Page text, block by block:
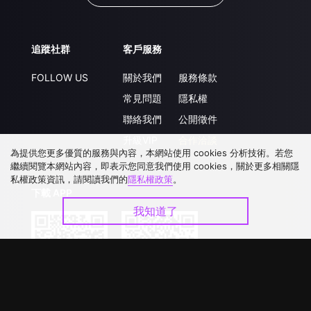
追蹤社群
FOLLOW US
客戶服務
關於我們
常見問題
聯絡我們
服務條款
隱私權
公開徵件
為提供您更多優質的服務與內容，本網站使用 cookies 分析技術。若您
繼續閱覽本網站內容，即表示您同意我們使用 cookies，關於更多相關隱
私權政策資訊，請閱讀我們的隱私權政策。
我知道了